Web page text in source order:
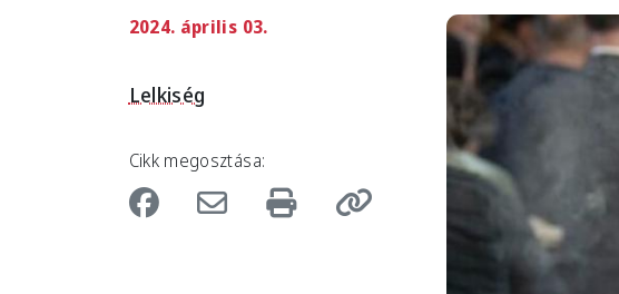
2024. április 03.
Lelkiség
Cikk megosztása:
Image